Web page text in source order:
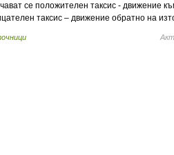
се положителен таксис - движение
таксис – движение обратно на